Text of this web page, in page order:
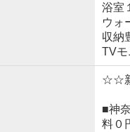
浴室
ウォ
収納
TVモ
☆☆
■神
料０